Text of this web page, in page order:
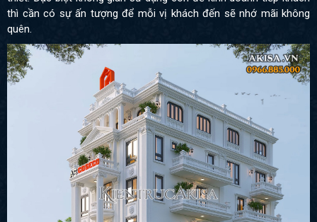
thì cần có sự ấn tượng để mỗi vị khách đến sẽ nhớ mãi không
quên.